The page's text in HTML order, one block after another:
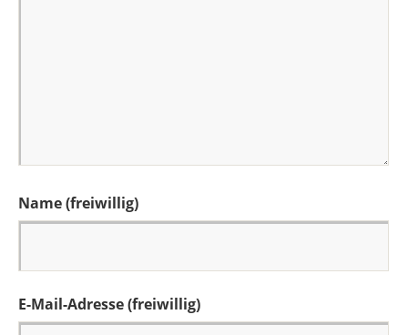
Name (freiwillig)
E-Mail-Adresse (freiwillig)